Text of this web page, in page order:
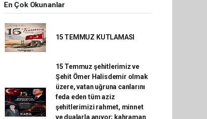
En Çok Okunanlar
15 TEMMUZ KUTLAMASI
15 Temmuz şehitlerimiz ve
Şehit Ömer Halisdemir olmak
üzere, vatan uğruna canlarını
feda eden tüm aziz
şehitlerimizi rahmet, minnet
ve dualarla anıyor; kahraman